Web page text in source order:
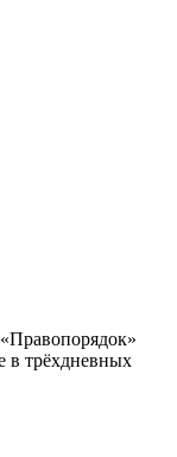
в трёхдневных